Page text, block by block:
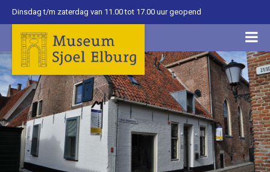
Dinsdag t/m zaterdag van 11.00 tot 17.00 uur geopend